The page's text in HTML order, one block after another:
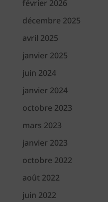
février 2026
décembre 2025
avril 2025
janvier 2025
juin 2024
janvier 2024
octobre 2023
mars 2023
janvier 2023
octobre 2022
août 2022
juin 2022